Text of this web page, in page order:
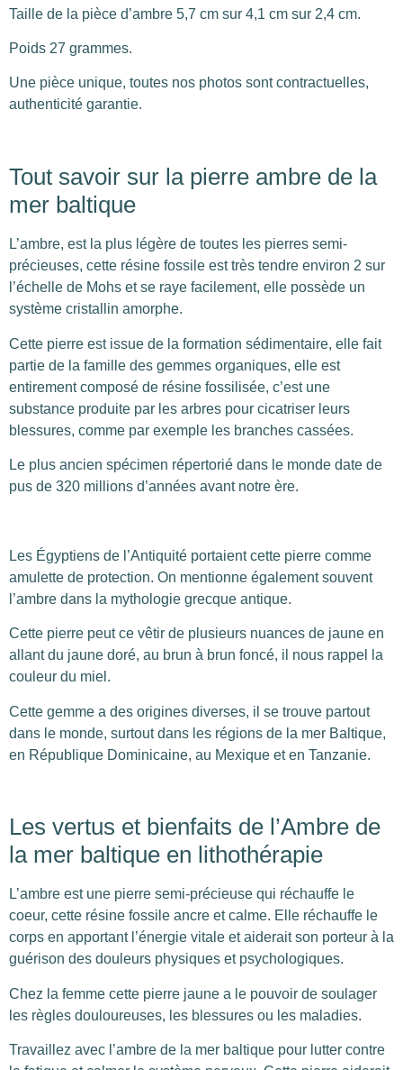
Taille de la pièce d’ambre 5,7 cm sur 4,1 cm sur 2,4 cm.
Poids 27 grammes.
Une pièce unique, toutes nos photos sont contractuelles,
authenticité garantie.
Tout savoir sur la pierre ambre de la
mer baltique
L’ambre, est la plus légère de toutes les pierres semi-
précieuses, cette résine fossile est très tendre environ 2 sur
l’échelle de Mohs et se raye facilement, elle possède un
système cristallin amorphe.
Cette pierre est issue de la formation sédimentaire, elle fait
partie de la famille des gemmes organiques, elle est
entirement composé de résine fossilisée, c’est une
substance produite par les arbres pour cicatriser leurs
blessures, comme par exemple les branches cassées.
Le plus ancien spécimen répertorié dans le monde date de
pus de 320 millions d’années avant notre ère.
Les Égyptiens de l’Antiquité portaient cette pierre comme
amulette de protection. On mentionne également souvent
l’ambre dans la mythologie grecque antique.
Cette pierre peut ce vêtir de plusieurs nuances de jaune en
allant du jaune doré, au brun à brun foncé, il nous rappel la
couleur du miel.
Cette gemme a des origines diverses, il se trouve partout
dans le monde, surtout dans les régions de la mer Baltique,
en République Dominicaine, au Mexique et en Tanzanie.
Les vertus et bienfaits de l’Ambre de
la mer baltique en lithothérapie
L’ambre est une pierre semi-précieuse qui réchauffe le
coeur, cette résine fossile ancre et calme. Elle réchauffe le
corps en apportant l’énergie vitale et aiderait son porteur à la
guérison des douleurs physiques et psychologiques.
Chez la femme cette pierre jaune a le pouvoir de soulager
les règles douloureuses, les blessures ou les maladies.
Travaillez avec l’ambre de la mer baltique pour lutter contre